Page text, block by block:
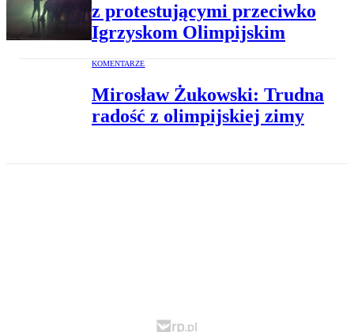
z protestującymi przeciwko
Igrzyskom Olimpijskim
KOMENTARZE
Mirosław Żukowski: Trudna
radość z olimpijskiej zimy